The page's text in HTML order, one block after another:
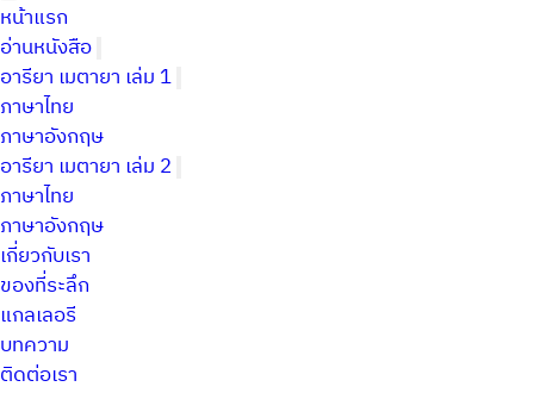
หน้าแรก
อ่านหนังสือ
อารียา เมตายา เล่ม 1
ภาษาไทย
ภาษาอังกฤษ
อารียา เมตายา เล่ม 2
ภาษาไทย
ภาษาอังกฤษ
เกี่ยวกับเรา
ของที่ระลึก
แกลเลอรี
บทความ
ติดต่อเรา